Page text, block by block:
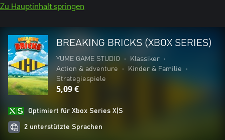
Zu Hauptinhalt springen
BREAKING BRICKS (XBOX SERIES)
YUME GAME STUDIO • Klassiker
•
Action & adventure
• Kinder & Familie
•
Strategiespiele
5,09 €
Optimiert für Xbox Series X|S
2 unterstützte Sprachen